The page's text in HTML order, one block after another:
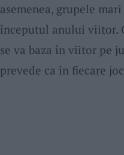
asemenea, grupele
începutul anului viitor.
se va baza în viitor pe
prevede ca în fiecare